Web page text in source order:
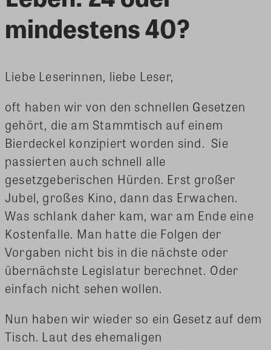
mindestens 40?
Liebe Leserinnen, liebe Leser,
oft haben wir von den schnellen Gesetzen
gehört, die am Stammtisch auf einem
Bierdeckel konzipiert worden sind. Sie
passierten auch schnell alle
gesetzgeberischen Hürden. Erst großer
Jubel, großes Kino, dann das Erwachen.
Was schlank daher kam, war am Ende eine
Kostenfalle. Man hatte die Folgen der
Vorgaben nicht bis in die nächste oder
übernächste Legislatur berechnet. Oder
einfach nicht sehen wollen.
Nun haben wir wieder so ein Gesetz auf dem
Tisch. Laut des ehemaligen